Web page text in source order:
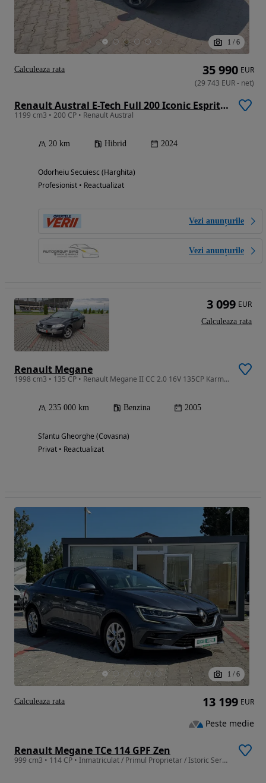
1 / 6
Renault Austral E-Tech Full 200 Iconic Esprit Alpine
1199 cm3 • 200 CP • Renault Austral
20 km Hibrid 2024
Odorheiu Secuiesc (Harghita)
Profesionist • Reactualizat
Vezi anunțurile
Vezi anunțurile
35 990 EUR
(29 743 EUR- net)
Calculeaza rata
Renault Megane
1998 cm3 • 135 CP • Renault Megane II CC 2.0 16V 135CP Karmann edition
235 000 km Benzina 2005
Sfantu Gheorghe (Covasna)
Privat • Reactualizat
3 099 EUR
Calculeaza rata
1 / 6
Renault Megane TCe 114 GPF Zen
999 cm3 • 114 CP • Inmatriculat / Primul Proprietar / Istoric Service
13 199 EUR
Peste medie
Calculeaza rata